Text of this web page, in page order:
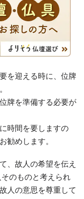
を迎える時に、位牌
牌を準備する必要が
時間を要しますの
勧めします。
、故人の希望を伝え
のものと考えられ
人の意思を尊重して